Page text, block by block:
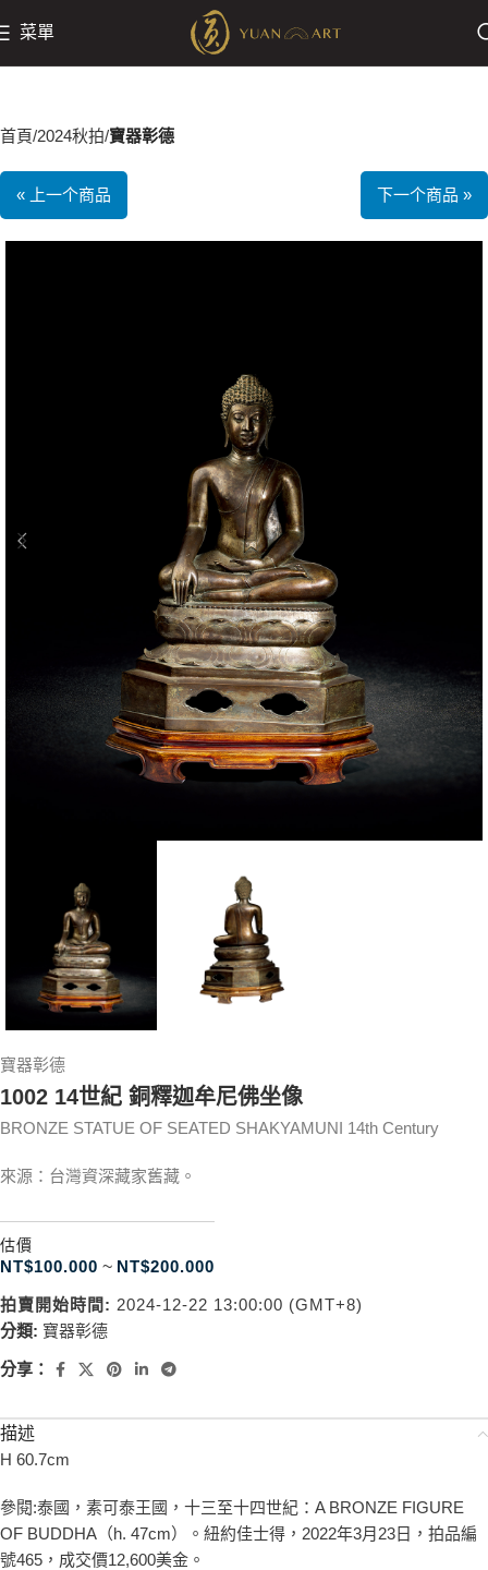
菜單
首頁 2024秋拍 寶器彰德
« 上一个商品 下一个商品 »
寶器彰德
1002 14世紀 銅釋迦牟尼佛坐像
BRONZE STATUE OF SEATED SHAKYAMUNI 14th Century
來源：台灣資深藏家舊藏。
估價
NT$100.000 ~ NT$200.000
拍賣開始時間: 2024-12-22 13:00:00 (GMT+8)
分類: 寶器彰德
分享：
描述
H 60.7cm
參閱:泰國，素可泰王國，十三至十四世紀：A BRONZE FIGURE
OF BUDDHA（h. 47cm）。紐約佳士得，2022年3月23日，拍品編
號465，成交價12,600美金。